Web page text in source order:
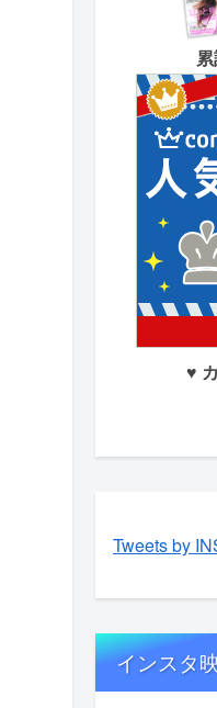
♥
Tweets by
インスタ